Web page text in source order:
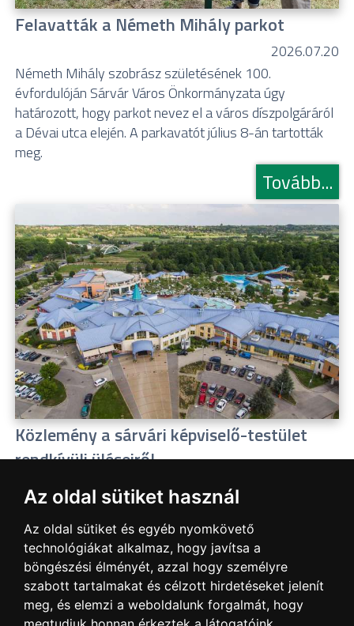
Az oldal sütiket használ
Az oldal sütiket és egyéb nyomkövető
technológiákat alkalmaz, hogy javítsa a
böngészési élményét, azzal hogy személyre
szabott tartalmakat és célzott hirdetéseket jelenít
meg, és elemzi a weboldalunk forgalmát, hogy
Felavatták a Németh Mihály parkot
2026.07.20
Németh Mihály szobrász születésének 100.
évfordulóján Sárvár Város Önkormányzata úgy
határozott, hogy parkot nevez el a város díszpolgáráról
a Dévai utca elején. A parkavatót július 8-án tartották
meg.
Tovább...
Közlemény a sárvári képviselő-testület
rendkívüli üléseiről
A sárvári képviselő-testület július 13-án és 16-án is
rendkívüli ülést tartott. Zárt ülésen tárgyalta a Sárvári
Gyógyfürdő Kft. Felügyelő Bizottsága által elrendelt
vizsgálat eredményét, amely többek között – a
sajtóban is nagy visszhangot kapott - megbízási
jogviszony tisztázására irányult.